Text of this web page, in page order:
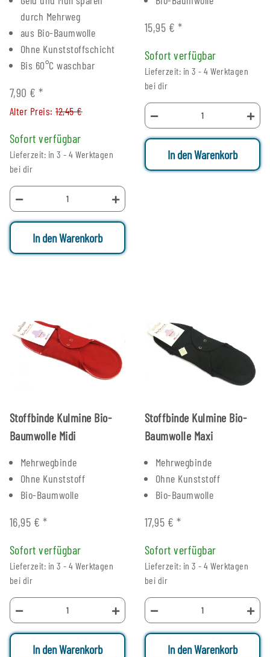
durch Mehrweg
aus Bio-Baumwolle
Ohne Kunststoffschicht
Bis 60°C waschbar
7,90 €*
Alter Preis:12,45 €
Sofort verfügbar
Lieferzeit: in 3 - 4 Werktagen
bei dir
In den Warenkorb
15,95 € *
Sofort verfügbar
Lieferzeit: in 3 - 4 Werktagen
bei dir
In den Warenkorb
Stoffbinde Kulmine Bio-
Baumwolle Midi
Mehrwegbinde
Ohne Kunststoff
Bio-Baumwolle
16,95 € *
Sofort verfügbar
Lieferzeit: in 3 - 4 Werktagen
bei dir
In den Warenkorb
Stoffbinde Kulmine Bio-
Baumwolle Maxi
Mehrwegbinde
Ohne Kunststoff
Bio-Baumwolle
17,95 € *
Sofort verfügbar
Lieferzeit: in 3 - 4 Werktagen
bei dir
In den Warenkorb